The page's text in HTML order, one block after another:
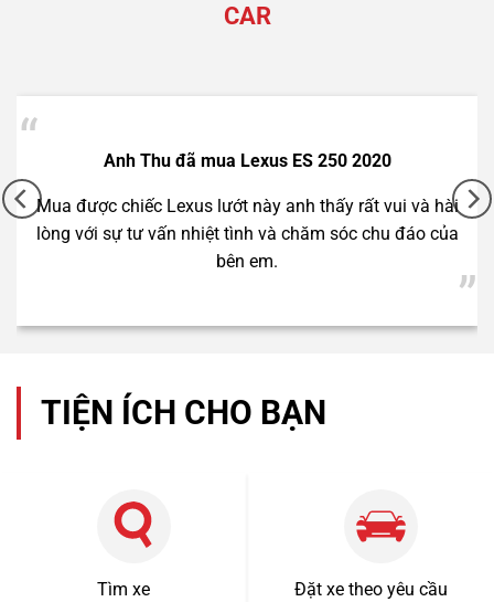
Lexus NX300 2021
CAR
Cảm ơn Hà Nội Car đã tư vấn rất chu đáo để anh có
chiếc xe rất ưng ý này.
TIỆN ÍCH CHO BẠN
Tìm xe Đặt xe theo yêu cầu